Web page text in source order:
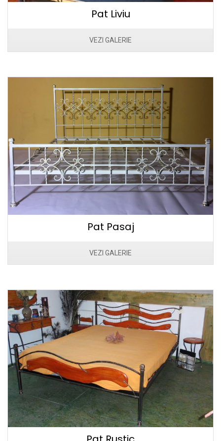
Pat Liviu
VEZI GALERIE
Pat Pasaj
VEZI GALERIE